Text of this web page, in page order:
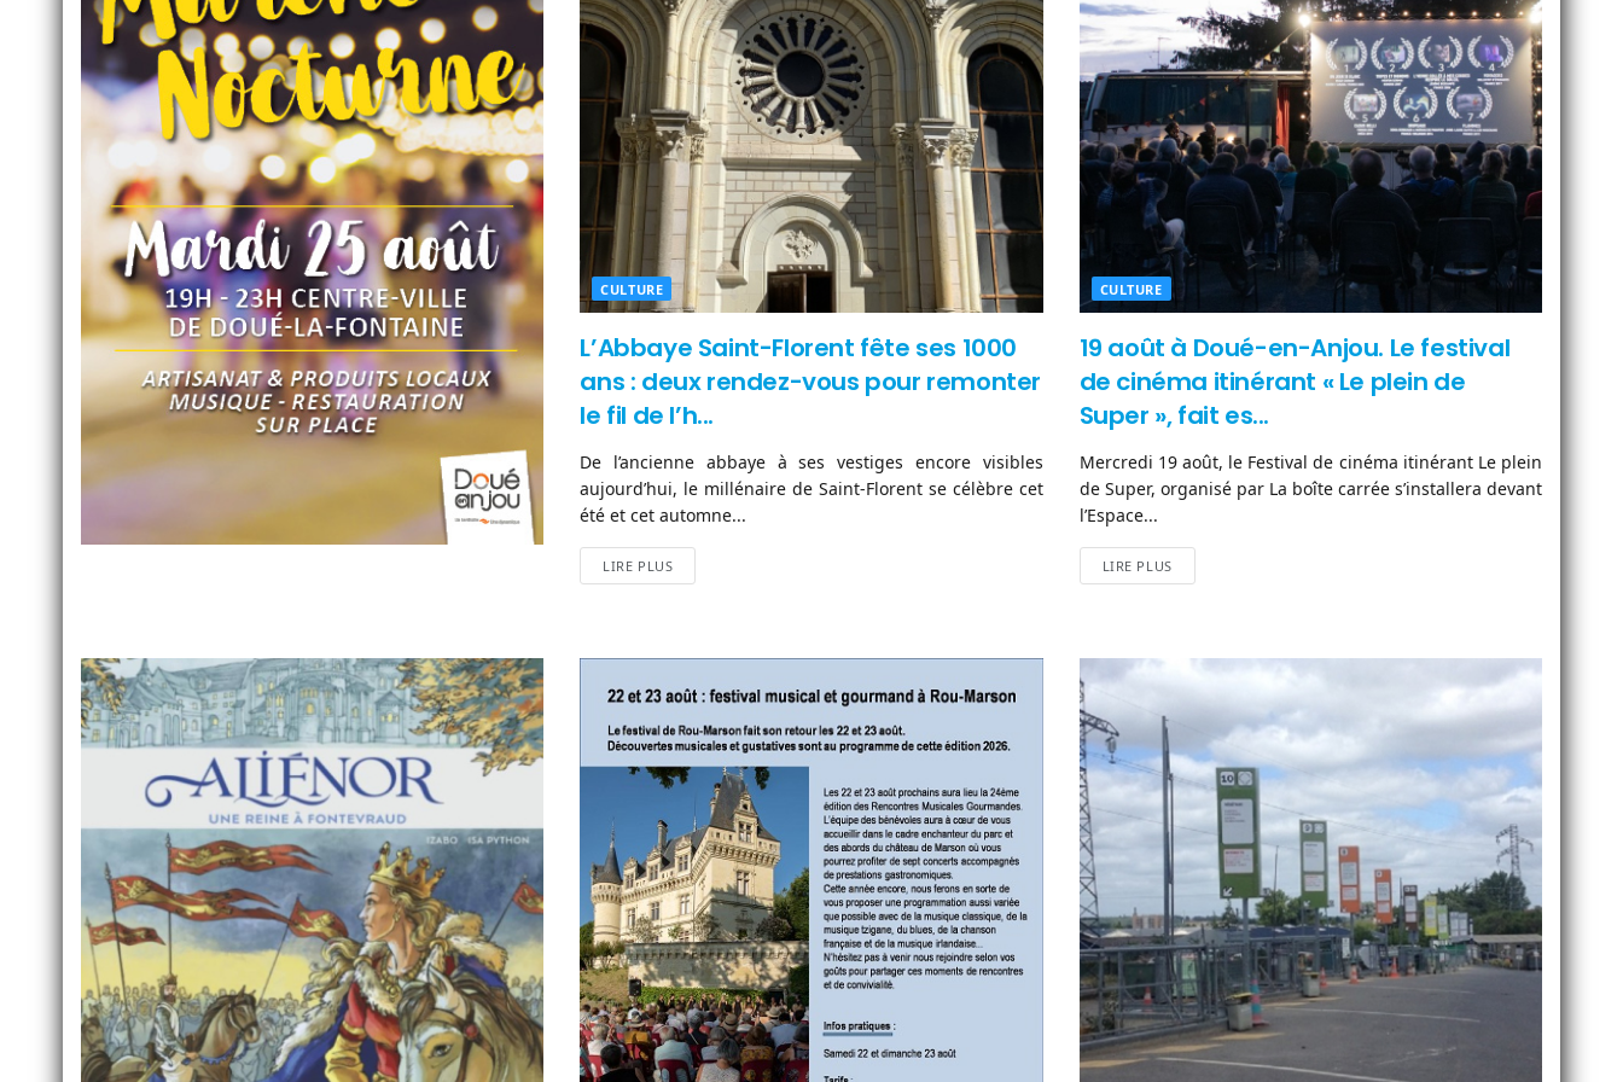
CULTURE
L’Abbaye Saint-Florent fête ses 1000
ans : deux rendez-vous pour remonter
le fil de l’h...
De l’ancienne abbaye à ses vestiges encore visibles
aujourd’hui, le millénaire de Saint-Florent se célèbre cet
été et cet automne...
LIRE PLUS
CULTURE
19 août à Doué-en-Anjou. Le festival
de cinéma itinérant « Le plein de
Super », fait es...
Mercredi 19 août, le Festival de cinéma itinérant Le plein
de Super, organisé par La boîte carrée s’installera devant
l’Espace...
LIRE PLUS